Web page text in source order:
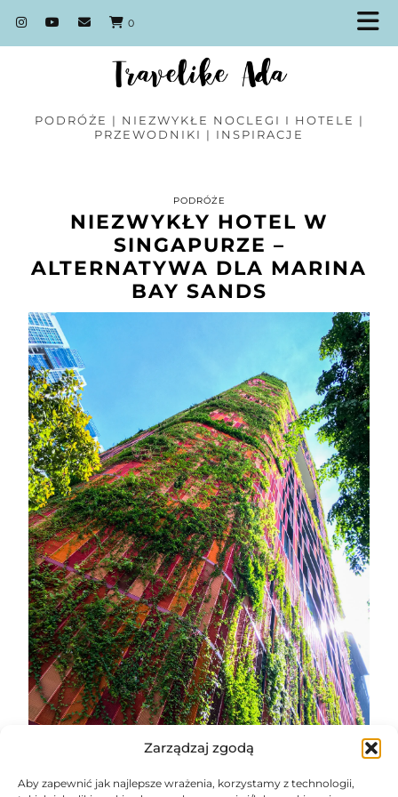
0
Zarządzaj zgodą
Aby zapewnić jak najlepsze wrażenia, korzystamy z technologii,
PODRÓŻE | NIEZWYKŁE NOCLEGI I HOTELE |
PRZEWODNIKI | INSPIRACJE
PODRÓŻE
NIEZWYKŁY HOTEL W
SINGAPURZE –
ALTERNATYWA DLA MARINA
BAY SANDS